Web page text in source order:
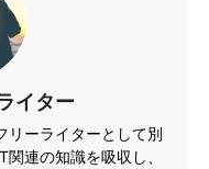
イター
リーライターとして別
連の知識を吸収し、